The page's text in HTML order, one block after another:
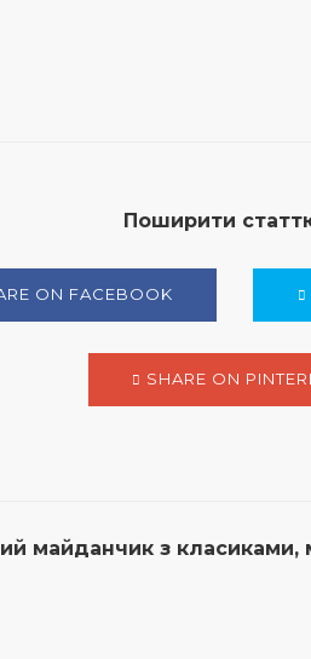
Поширити
ON FACEBOOK
SHARE ON
майданчик з класиками,